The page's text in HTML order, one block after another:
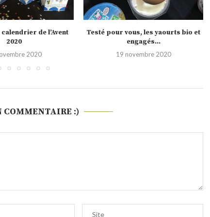
les yaourts bio et
engagés...
2020
Noël 2020, les nouveautés Picard
10 novembre 2020
COMMENTAIRE :)